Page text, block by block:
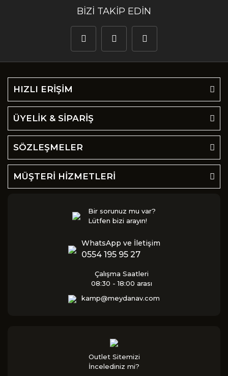
BİZİ TAKİP EDİN
HIZLI ERİŞİM
ÜYELİK & SİPARİŞ
SÖZLEŞMELER
MÜŞTERİ HİZMETLERİ
Bir sorunuz mu var?
Lütfen bizi arayın!
WhatsApp ve İletişim
0554 195 95 27
Çalışma Saatleri
08:30 - 18:00 arası
kamp@meydanav.com
Outlet Sitemizi
İncelediniz mi?